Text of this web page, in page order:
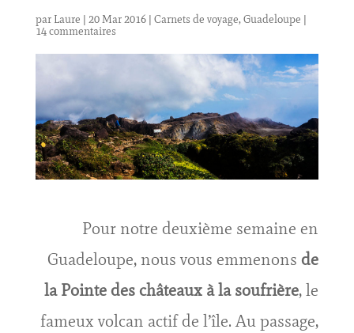
par Laure | 20 Mar 2016| Carnets de voyage,Guadeloupe |
14 commentaires
Pour notre deuxième semaine en
Guadeloupe, nous vous emmenons de
la Pointe des châteaux à la soufrière, le
fameux volcan actif de l’île. Au passage,